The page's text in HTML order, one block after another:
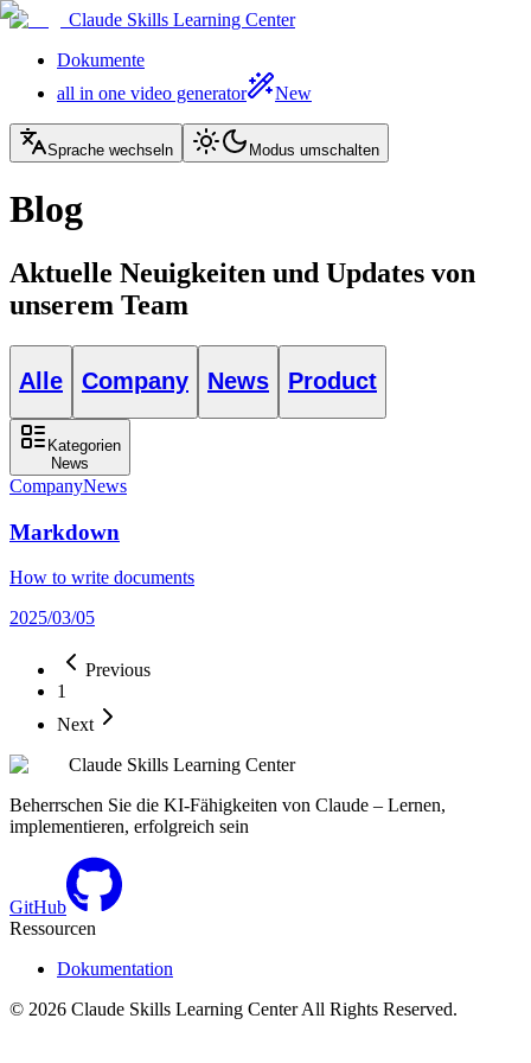
Claude Skills Learning Center
Dokumente
all in one video generator
New
Sprache wechseln Modus umschalten
Blog
Aktuelle Neuigkeiten und Updates von
unserem Team
Alle Company News Product
Kategorien
News
CompanyNews
Markdown
How to write documents
2025/03/05
Previous
1
Next
Claude Skills Learning Center
Beherrschen Sie die KI-Fähigkeiten von Claude – Lernen,
implementieren, erfolgreich sein
GitHub
Ressourcen
Dokumentation
© 2026 Claude Skills Learning CenterAll Rights Reserved.